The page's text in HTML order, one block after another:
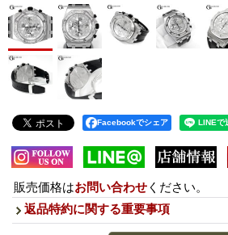
Facebookでシェア
販売価格はお問い合わせ ください。
返品特約に関する重要事項